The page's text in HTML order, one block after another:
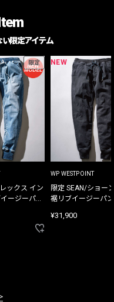
限定アイテム
限定
ックス イン
ージーパン
NEW
WP WESTPOINT
限定 SEAN/ショー
裾リブイージーパ
¥31,900